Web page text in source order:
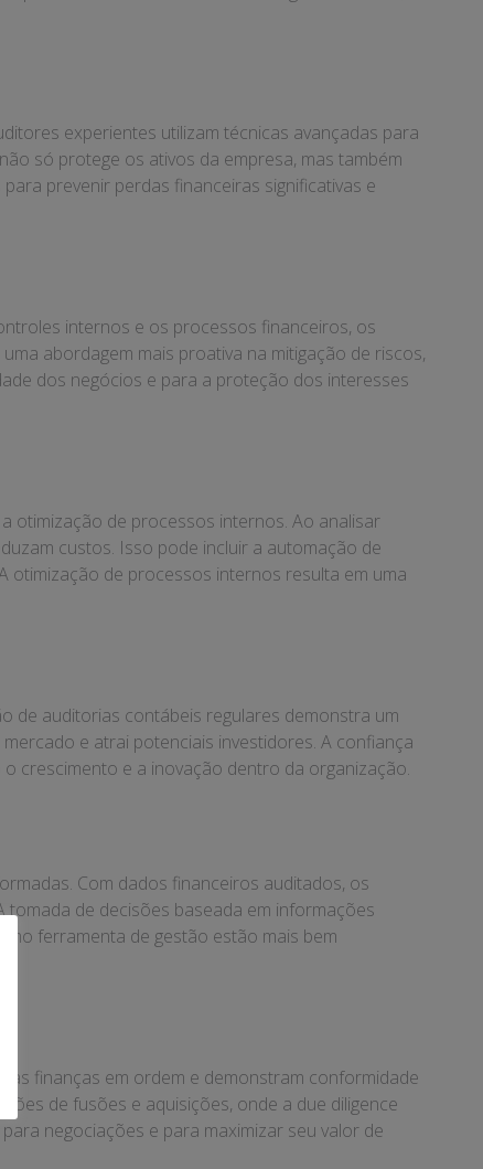
experientes utilizam técnicas avançadas para
só protege os ativos da empresa, mas também
prevenir perdas financeiras significativas e
internos e os processos financeiros, os
abordagem mais proativa na mitigação de riscos,
dos negócios e para a proteção dos interesses
otimização de processos internos. Ao analisar
custos. Isso pode incluir a automação de
otimização de processos internos resulta em uma
de auditorias contábeis regulares demonstra um
e atrai potenciais investidores. A confiança
crescimento e a inovação dentro da organização.
Com dados financeiros auditados, os
de decisões baseada em informações
ferramenta de gestão estão mais bem
finanças em ordem e demonstram conformidade
de fusões e aquisições, onde a due diligence
negociações e para maximizar seu valor de